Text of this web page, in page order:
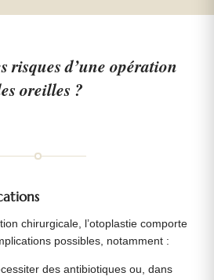
risques d’une opération
oreilles ?
chirurgicale, l’otoplastie comporte
possibles, notamment :
des antibiotiques ou, dans